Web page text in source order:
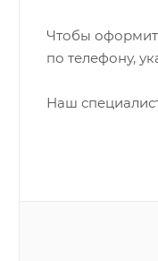
Чтобы
по телефону,
Наш